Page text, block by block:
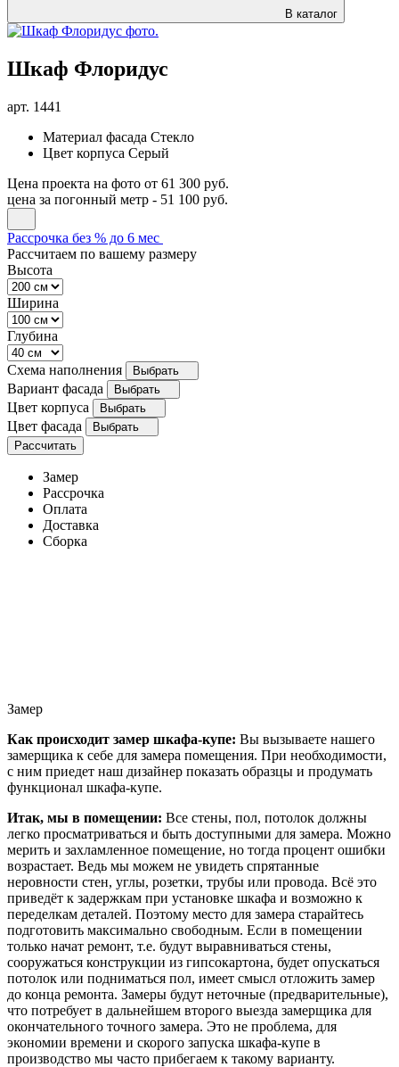
В каталог
Шкаф Флоридус
арт. 1441
Материал фасада Стекло
Цвет корпуса Серый
Цена проекта на фото от 61 300 руб.
цена за погонный метр - 51 100 руб.
Рассрочка без % до 6 мес
Рассчитаем по вашему размеру
Высота
Ширина
Глубина
Схема наполнения Выбрать
Вариант фасада Выбрать
Цвет корпуса Выбрать
Цвет фасада
Выбрать
Рассчитать
Замер
Рассрочка
Оплата
Доставка
Сборка
Замер
Как происходит замер шкафа-купе: Вы вызываете нашего
замерщика к себе для замера помещения. При необходимости,
с ним приедет наш дизайнер показать образцы и продумать
функционал шкафа-купе.
Итак, мы в помещении: Все стены, пол, потолок должны
легко просматриваться и быть доступными для замера. Можно
мерить и захламленное помещение, но тогда процент ошибки
возрастает. Ведь мы можем не увидеть спрятанные
неровности стен, углы, розетки, трубы или провода. Всё это
приведёт к задержкам при установке шкафа и возможно к
переделкам деталей. Поэтому место для замера старайтесь
подготовить максимально свободным. Если в помещении
только начат ремонт, т.е. будут выравниваться стены,
сооружаться конструкции из гипсокартона, будет опускаться
потолок или подниматься пол, имеет смысл отложить замер
до конца ремонта. Замеры будут неточные (предварительные),
что потребует в дальнейшем второго выезда замерщика для
окончательного точного замера. Это не проблема, для
экономии времени и скорого запуска шкафа-купе в
производство мы часто прибегаем к такому варианту.